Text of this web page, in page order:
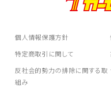
トヨタ
ヤ
トヨタ
個人情報保護方針
特定商取引に関して
反社会的勢力の排除に関する取
組み